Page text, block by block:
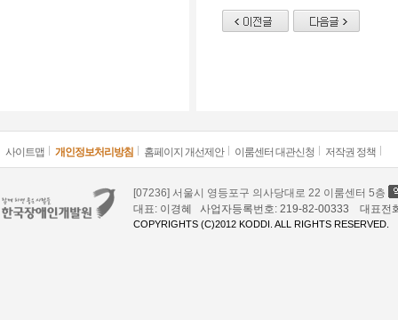
사이트맵 개인정보처리방침 홈페이지 개선제안 이룸센터 대관신청 저작권 정책
[07236] 서울시 영등포구 의사당대로 22 이룸센터 5층
대표: 이경혜 사업자등록번호: 219-82-00333 대표
COPYRIGHTS (C)2012 KODDI. ALL RIGHTS RESERVED.